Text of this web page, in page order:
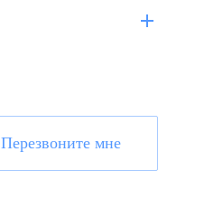
Перезвоните мне